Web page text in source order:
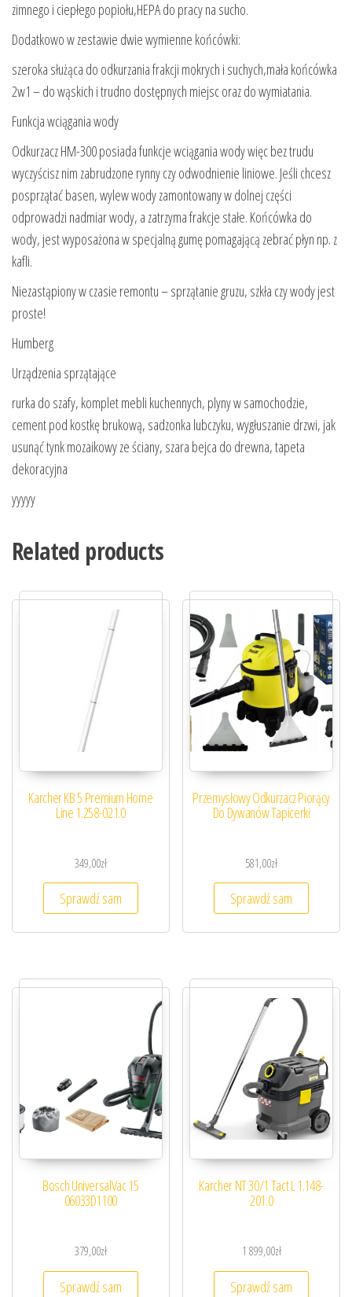
zimnego i ciepłego popiołu,HEPA do pracy na sucho.
Dodatkowo w zestawie dwie wymienne końcówki:
szeroka służąca do odkurzania frakcji mokrych i suchych,mała końcówka
2w1 – do wąskich i trudno dostępnych miejsc oraz do wymiatania.
Funkcja wciągania wody
Odkurzacz HM-300 posiada funkcje wciągania wody więc bez trudu
wyczyścisz nim zabrudzone rynny czy odwodnienie liniowe. Jeśli chcesz
posprzątać basen, wylew wody zamontowany w dolnej części
odprowadzi nadmiar wody, a zatrzyma frakcje stałe. Końcówka do
wody, jest wyposażona w specjalną gumę pomagającą zebrać płyn np. z
kafli.
Niezastąpiony w czasie remontu – sprzątanie gruzu, szkła czy wody jest
proste!
Humberg
Urządzenia sprzątające
rurka do szafy, komplet mebli kuchennych, plyny w samochodzie,
cement pod kostkę brukową, sadzonka lubczyku, wygłuszanie drzwi, jak
usunąć tynk mozaikowy ze ściany, szara bejca do drewna, tapeta
dekoracyjna
yyyyy
Related products
Karcher KB 5 Premium Home
Line 1.258-021.0
349,00zł
Sprawdź sam
Przemysłowy Odkurzacz Piorący
Do Dywanów Tapicerki
581,00zł
Sprawdź sam
Bosch UniversalVac 15
06033D1100
379,00zł
Sprawdź sam
Karcher NT 30/1 Tact L 1.148-
201.0
1 899,00zł
Sprawdź sam